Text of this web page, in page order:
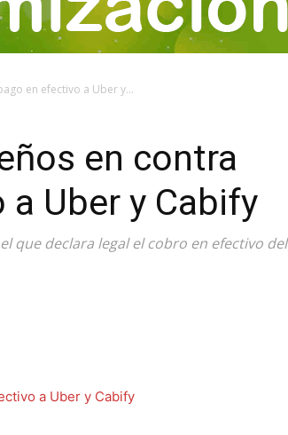
en efectivo a Uber y...
en contra
Uber y Cabify
que declara legal el cobro en efectivo del